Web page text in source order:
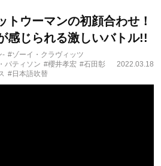
トウーマンの初顔合わせ！
感じられる激しいバトル!!
- #ゾーイ・クラヴィッツ
パティソン #櫻井孝宏 #石田彰
#日本語吹替
2022.03.18